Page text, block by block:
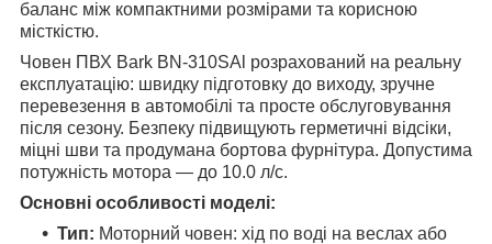
баланс між компактними розмірами та корисною
місткістю.
Човен ПВХ Bark BN-310SAl розрахований на реальну
експлуатацію: швидку підготовку до виходу, зручне
перевезення в автомобілі та просте обслуговування
після сезону. Безпеку підвищують герметичні відсіки,
міцні шви та продумана бортова фурнітура. Допустима
потужність мотора — до 10.0 л/с.
Основні особливості моделі:
Тип: Моторний човен: хід по воді на веслах або